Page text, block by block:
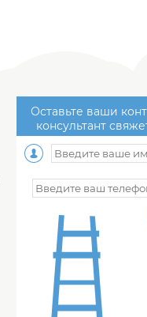
Оставьте ваши
консультант